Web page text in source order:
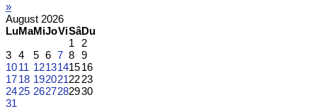
»
August 2026
LuMaMiJoViSâDu
1
2
3 4 5 6 7 8 9
1011 1213141516
1718 1920212223
2425 2627282930
31